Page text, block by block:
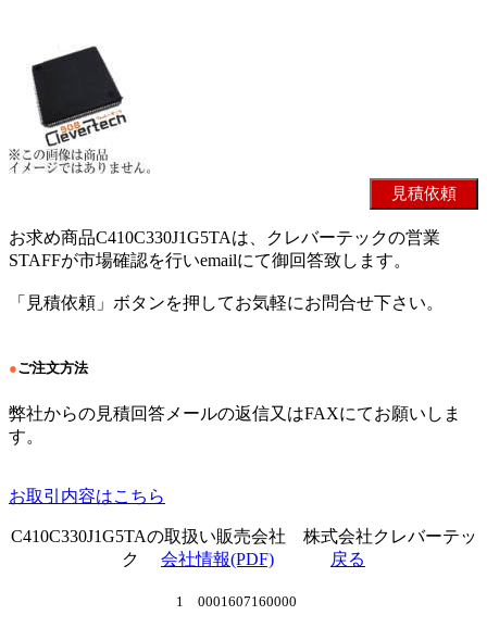
お求め商品C410C330J1G5TAは、クレバーテックの営業
STAFFが市場確認を行いemailにて御回答致します。
「見積依頼」ボタンを押してお気軽にお問合せ下さい。
●ご注文方法
弊社からの見積回答メールの返信又はFAXにてお願いしま
す。
お取引内容はこちら
C410C330J1G5TAの取扱い販売会社 株式会社クレバーテッ
ク 会社情報(PDF) 戻る
1 0001607160000